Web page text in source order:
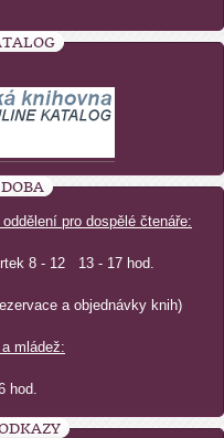
pro dospělé čtenáře:
8 - 12 13 - 17 hod.
a objednávky knih)
mládež:
hod.